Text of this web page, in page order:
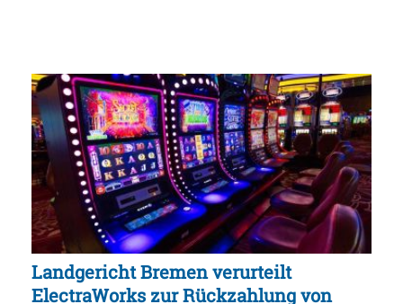
Landgericht Bremen verurteilt
ElectraWorks zur Rückzahlung von